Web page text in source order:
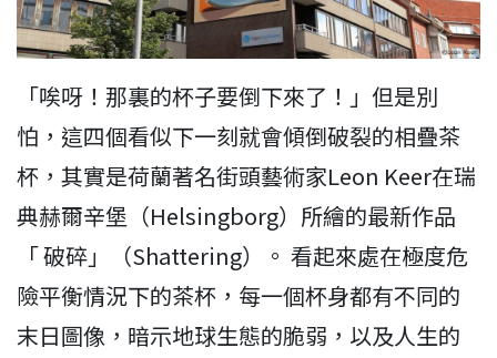
「唉呀！那裏的杯子要倒下來了！」但是別
怕，這四個看似下一刻就會傾倒破裂的相疊茶
杯，其實是荷蘭著名街頭藝術家Leon Keer在瑞
典赫爾辛堡（Helsingborg）所繪的最新作品
「 破碎」（Shattering）。 看起來處在極度危
險平衡情況下的茶杯，每一個杯身都有不同的
末日圖像，暗示地球生態的脆弱，以及人生的